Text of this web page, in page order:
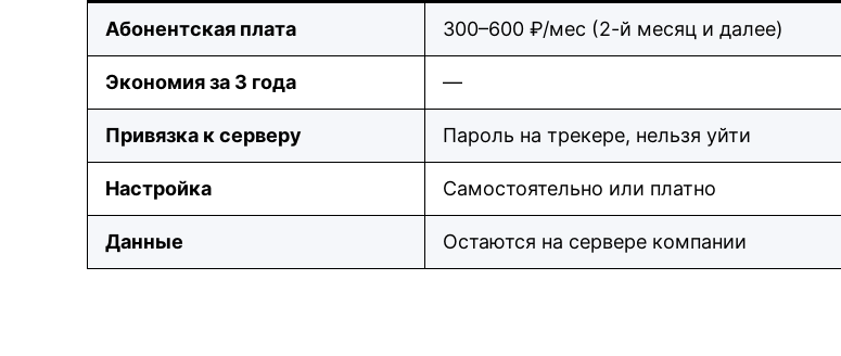
Абонентская плата 300–600 ₽/мес (2-й месяц и далее)
Экономия за 3 года —
Привязка к серверу Пароль на трекере, нельзя уйти
Настройка Самостоятельно или платно
Данные Остаются на сервере компании